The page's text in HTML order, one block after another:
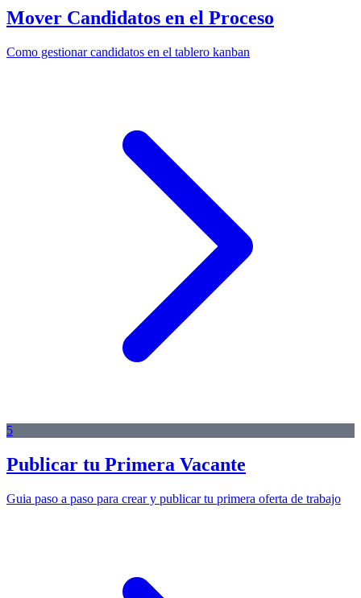
Mover Candidatos en el Proceso
Como gestionar candidatos en el tablero kanban
5
Publicar tu Primera Vacante
Guia paso a paso para crear y publicar tu primera oferta de trabajo